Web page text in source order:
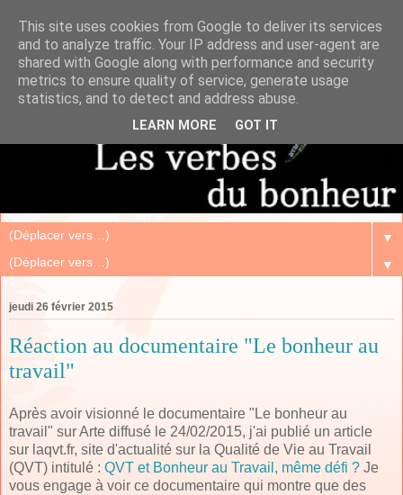
▼
▼
jeudi 26 février 2015
Réaction au documentaire "Le bonheur au
travail"
Après avoir visionné le documentaire "Le bonheur au
travail" sur Arte diffusé le 24/02/2015, j'ai publié un article
sur laqvt.fr, site d'actualité sur la Qualité de Vie au Travail
(QVT) intitulé : QVT et Bonheur au Travail, même défi ? Je
vous engage à voir ce documentaire qui montre que des
This site uses cookies from Google to deliver its services
and to analyze traffic. Your IP address and user-agent are
shared with Google along with performance and security
metrics to ensure quality of service, generate usage
statistics, and to detect and address abuse.
LEARN MORE GOT IT